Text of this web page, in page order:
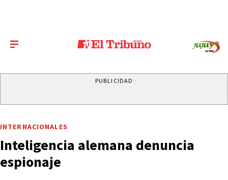
PUBLICIDAD
INTERNACIONALES
Inteligencia alemana denuncia
espionaje